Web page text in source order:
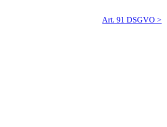
Art. 91 DSGVO >